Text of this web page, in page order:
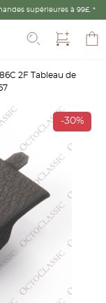
supérieures à 99£. *
Recherche
2F Tableau de
-30%